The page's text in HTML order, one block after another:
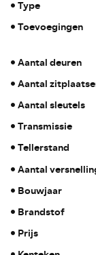
Type
Toevoegingen
Aantal deuren
Aantal
Aantal sleutels
Transmissie
Tellerstand
Aantal
Bouwjaar
Brandstof
Prijs